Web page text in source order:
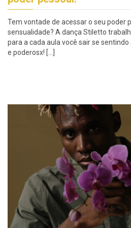
Tem vontade de acessar o seu poder
sensualidade? A dança Stiletto
para a cada aula você sair se sentindo
e poderosx! […]